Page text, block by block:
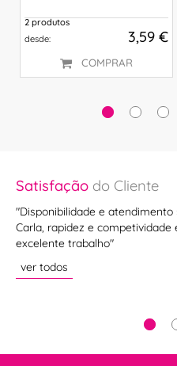
2 produtos
desde:
3,59 €
COMPRAR
Satisfação do Cliente
"Disponibilidade e
Carla, rapidez e competividade
excelente trabalho"
ver todos